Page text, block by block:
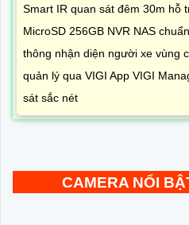
Smart IR quan sát đêm 30m hỗ
MicroSD 256GB NVR NAS
thông nhận diện người xe vùng
quản lý qua VIGI App VIGI
sát sắc nét
CAMERA NỔI